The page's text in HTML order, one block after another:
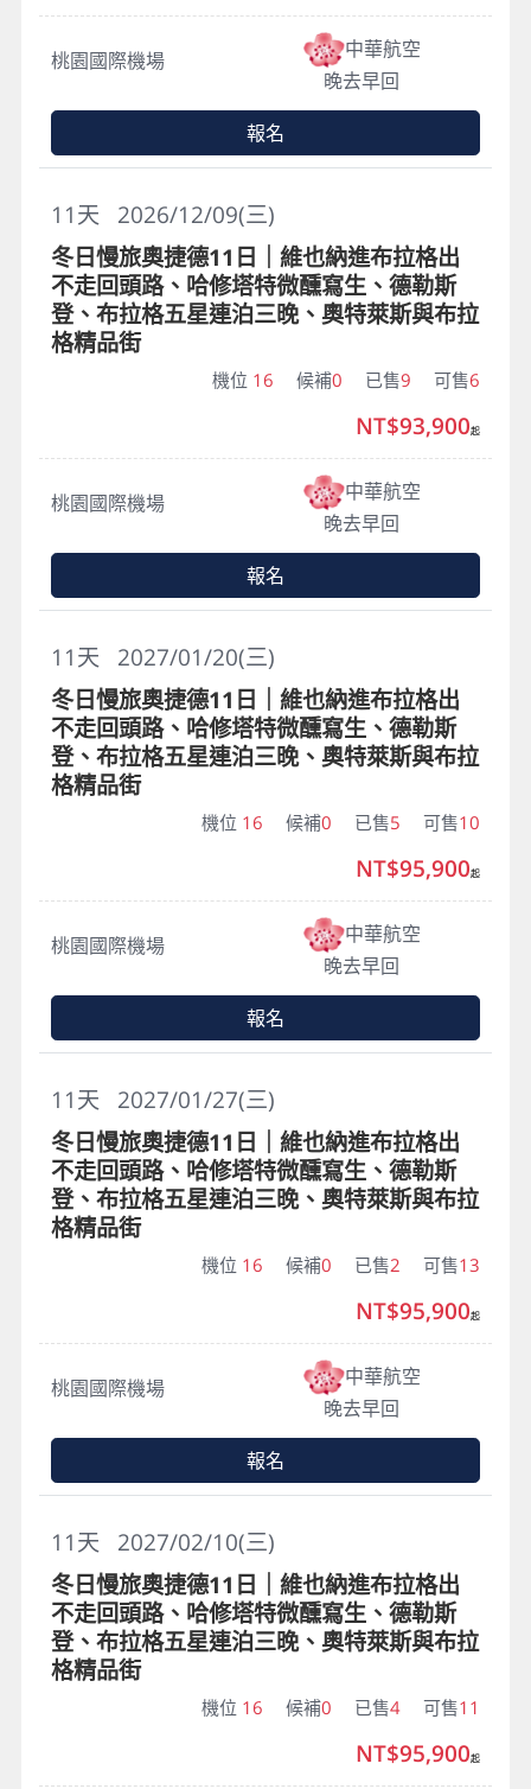
桃園國際機場
中華航空
晚去早回
報名
2026/12/09(三)
11天
冬日慢旅奧捷德11日｜維也納進布拉格出
不走回頭路、哈修塔特微醺寫生、德勒斯
登、布拉格五星連泊三晚、奧特萊斯與布拉
格精品街
機位 16 候補0 已售9 可售6
桃園國際機場
中華航空
晚去早回
NT$93,900起
報名
2027/01/20(三)
11天
冬日慢旅奧捷德11日｜維也納進布拉格出
不走回頭路、哈修塔特微醺寫生、德勒斯
登、布拉格五星連泊三晚、奧特萊斯與布拉
格精品街
機位 16 候補0 已售5 可售10
桃園國際機場
中華航空
晚去早回
NT$95,900起
報名
2027/01/27(三)
11天
冬日慢旅奧捷德11日｜維也納進布拉格出
不走回頭路、哈修塔特微醺寫生、德勒斯
登、布拉格五星連泊三晚、奧特萊斯與布拉
格精品街
機位 16 候補0 已售2 可售13
桃園國際機場
中華航空
晚去早回
NT$95,900起
報名
2027/02/10(三)
11天
冬日慢旅奧捷德11日｜維也納進布拉格出
不走回頭路、哈修塔特微醺寫生、德勒斯
登、布拉格五星連泊三晚、奧特萊斯與布拉
格精品街
機位 16 候補0 已售4 可售11
NT$95,900起